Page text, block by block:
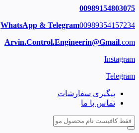
00989154803075
WhatsApp & Telegram00989354157234
Arvin.Control.Engineerin@Gmail.com
Instagram
Telegram
پیگیری سفارشات
تماس با ما